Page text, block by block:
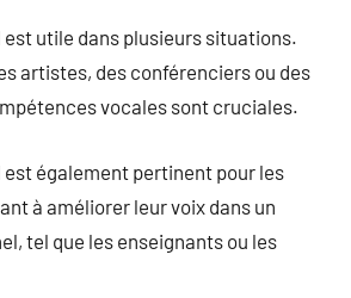
utile dans plusieurs situations.
artistes, des conférenciers ou des
vocales sont cruciales.
également pertinent pour les
à améliorer leur voix dans un
tel que les enseignants ou les